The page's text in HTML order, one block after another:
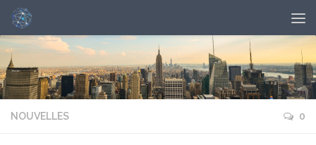
NOUVELLES 0